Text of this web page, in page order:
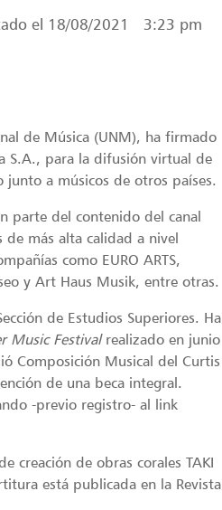
el 18/08/2021 3:23 pm
de Música (UNM), ha firmado
S.A., para la difusión virtual de
a músicos de otros países.
parte del contenido del canal
de más alta calidad a nivel
como EURO ARTS,
y Art Haus Musik, entre otras.
de Estudios Superiores. Ha
Music Festivalrealizado en junio
Composición Musical del Curtis
de una beca integral.
-previo registro- al link
creación de obras corales TAKI
está publicada en la Revista